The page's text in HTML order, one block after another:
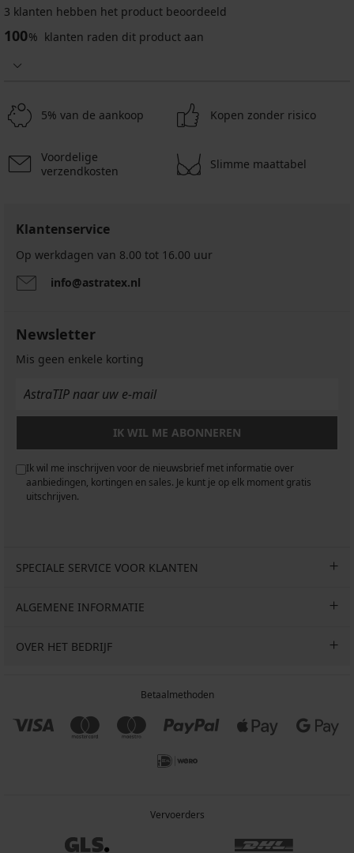
Bikinibroekje
Shiny
19,20
€
Bikinibroekje
Shiny
52,99
€
Bikinibroekje
Magdalena
€
Bikinibroekje
Afia
3 klanten hebben het product beoordeeld
100% klanten raden dit product aan
5% van de aankoop Kopen zonder risico
Voordelige
verzendkosten
Slimme maattabel
Klantenservice
Op werkdagen van 8.00 tot 16.00 uur
info@astratex.nl
Newsletter
Mis geen enkele korting
IK WIL ME ABONNEREN
Ik wil me inschrijven voor de nieuwsbrief met informatie over
aanbiedingen, kortingen en sales. Je kunt je op elk moment gratis
uitschrijven.
SPECIALE SERVICE VOOR KLANTEN
ALGEMENE INFORMATIE
OVER HET BEDRIJF
Betaalmethoden
Vervoerders